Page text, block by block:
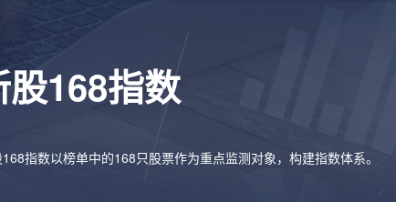
股168指数
指数以榜单中的168只股票作为重点监测对象，构建指数体系。